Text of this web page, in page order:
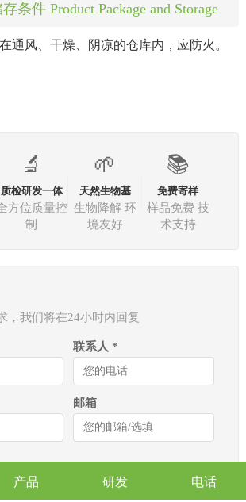
条件 Product Package and Storage
通风、干燥、阴凉的仓库内，应防火。
🔬
质检研发一体
方位质量控
制
🌱
天然生物基
生物降解 环
境友好
📚
免费寄样
样品免费 技
术支持
，我们将在24小时内回复
联系人 *
邮箱
产品 研发 电话